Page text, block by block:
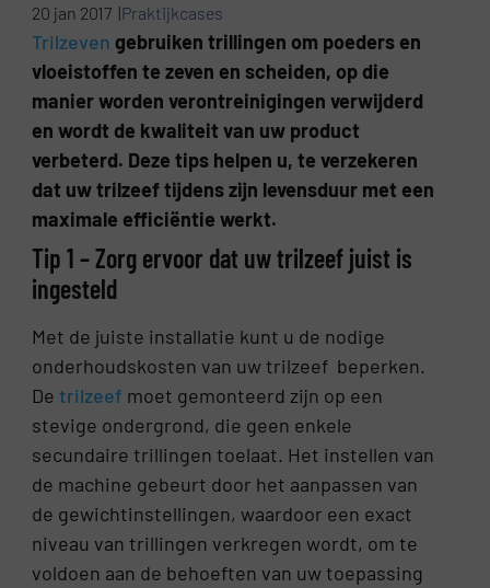
20 jan 2017 |Praktijkcases
Trilzeven gebruiken trillingen om poeders en
vloeistoffen te zeven en scheiden, op die
manier worden verontreinigingen verwijderd
en wordt de kwaliteit van uw product
verbeterd. Deze tips helpen u, te verzekeren
dat uw trilzeef tijdens zijn levensduur met een
maximale efficiëntie werkt.
Tip 1 – Zorg ervoor dat uw trilzeef juist is
ingesteld
Met de juiste installatie kunt u de nodige
onderhoudskosten van uw trilzeef beperken.
Detrilzeef moet gemonteerd zijn op een
stevige ondergrond, die geen enkele
secundaire trillingen toelaat. Het instellen van
de machine gebeurt door het aanpassen van
de gewichtinstellingen, waardoor een exact
niveau van trillingen verkregen wordt, om te
voldoen aan de behoeften van uw toepassing